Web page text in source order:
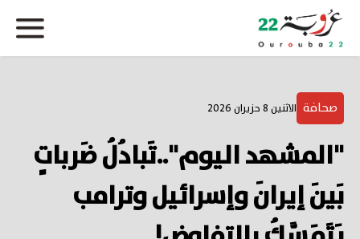
صحافة الاثنين 8 حزيران 2026
"المشهد اليوم"..تَبادُلُ ضَرباتٍ
بَينَ إيرانَ وإسرائيل وترامب